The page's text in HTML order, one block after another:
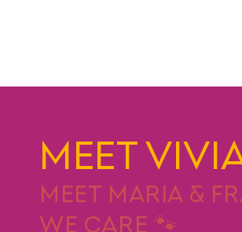
MEET
MEET MARIA &
WE CARE 🐾